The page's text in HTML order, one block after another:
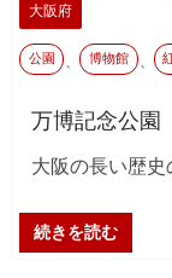
大阪府
公園 、 博物館 、
万博記念公園
大阪の長い歴
続きを読む